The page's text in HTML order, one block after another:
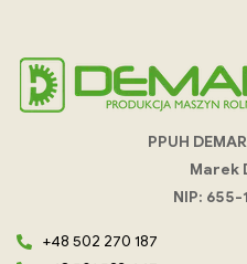
PPUH
Marek
NIP:
+48 502 270 187